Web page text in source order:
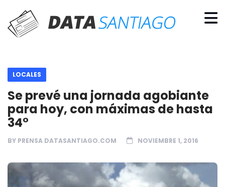
LOCALES
Se prevé una jornada agobiante
para hoy, con máximas de hasta
34°
BY PRENSA DATASANTIAGO.COM NOVIEMBRE 1, 2016